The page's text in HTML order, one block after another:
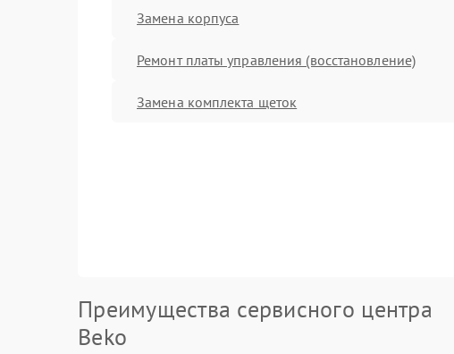
Замена корпуса
Ремонт платы управления (восстановление)
Замена комплекта щеток
Преимущества сервисного центра
Beko